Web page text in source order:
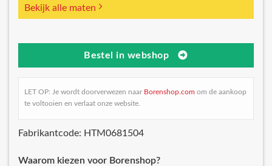
Bekijk alle maten
Bestel in webshop
LET OP: Je wordt doorverwezen naar Borenshop.com om de aankoop
te voltooien en verlaat onze website.
Fabrikantcode: HTM0681504
Waarom kiezen voor Borenshop?